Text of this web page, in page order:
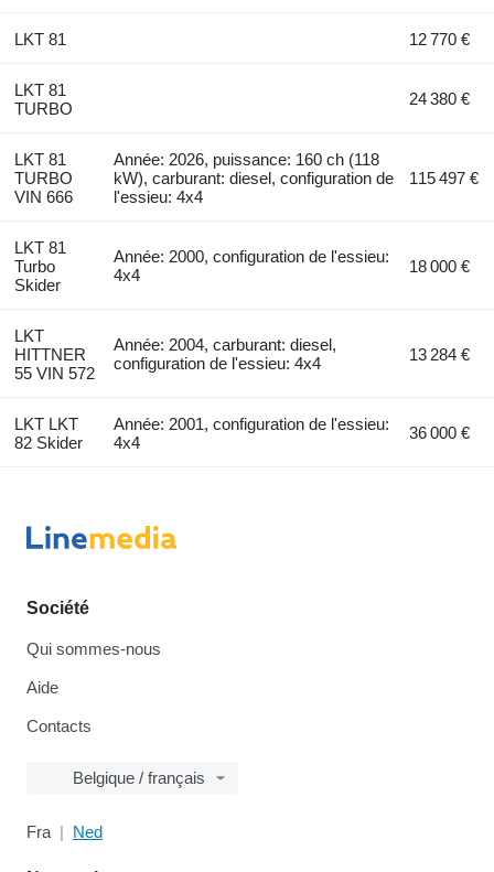
LKT 81 12 770 €
LKT 81
TURBO
24 380 €
LKT 81
TURBO
VIN 666
Année: 2026, puissance: 160 ch (118
kW), carburant: diesel, configuration de
l'essieu: 4x4
115 497 €
LKT 81
Turbo
Skider
Année: 2000, configuration de l'essieu:
4x4
18 000 €
LKT
HITTNER
55 VIN 572
Année: 2004, carburant: diesel,
configuration de l'essieu: 4x4
13 284 €
LKT LKT
82 Skider
Année: 2001, configuration de l'essieu:
4x4
36 000 €
Société
Qui sommes-nous
Aide
Contacts
Belgique / français
Fra Ned